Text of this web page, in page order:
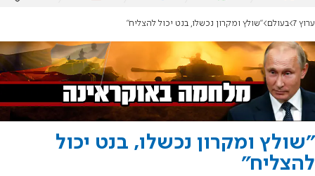
ערוץ 7 בעולם "שולץ ומקרון נכשלו, בנט יכול להצליח"
"שולץ ומקרון נכשלו, בנט יכול
להצליח"